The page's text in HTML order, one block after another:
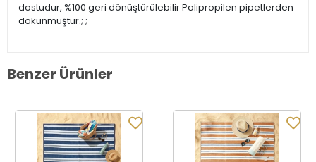
dostudur, %100 geri dönüştürülebilir Polipropilen pipetlerden
dokunmuştur.; ;
Benzer Ürünler